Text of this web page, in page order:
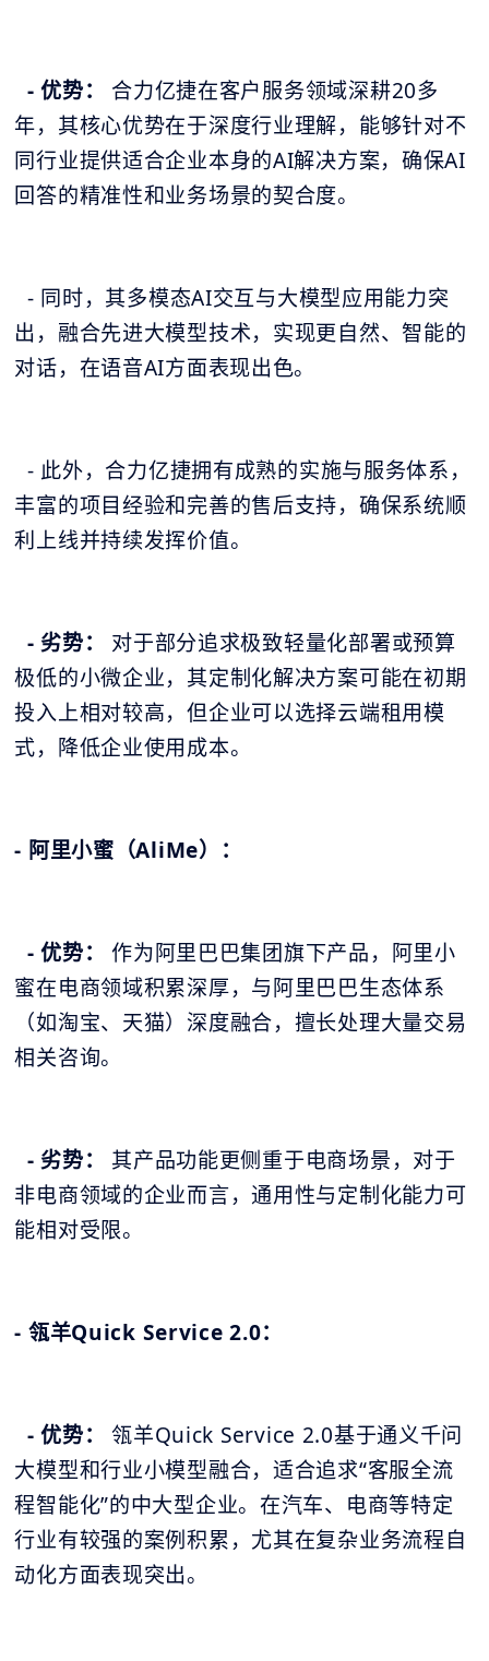
- 优势：
合力亿捷在客户服务领域深耕20多
年，其核心优势在于深度行业理解，能够针对不
同行业提供适合企业本身的AI解决方案，确保AI
回答的精准性和业务场景的契合度。
- 同时，其多模态AI交互与大模型应用能力突
出，融合先进大模型技术，实现更自然、智能的
对话，在语音AI方面表现出色。
- 此外，合力亿捷拥有成熟的实施与服务体系，
丰富的项目经验和完善的售后支持，确保系统顺
利上线并持续发挥价值。
- 劣势：
对于部分追求极致轻量化部署或预算
极低的小微企业，其定制化解决方案可能在初期
投入上相对较高，但企业可以选择云端租用模
式，降低企业使用成本。
- 阿里小蜜（AliMe）：
- 优势：
作为阿里巴巴集团旗下产品，阿里小
蜜在电商领域积累深厚，与阿里巴巴生态体系
（如淘宝、天猫）深度融合，擅长处理大量交易
相关咨询。
- 劣势：
其产品功能更侧重于电商场景，对于
非电商领域的企业而言，通用性与定制化能力可
能相对受限。
- 瓴羊Quick Service 2.0：
- 优势：
瓴羊Quick Service 2.0基于通义千问
大模型和行业小模型融合，适合追求“客服全流
程智能化”的中大型企业。在汽车、电商等特定
行业有较强的案例积累，尤其在复杂业务流程自
动化方面表现突出。